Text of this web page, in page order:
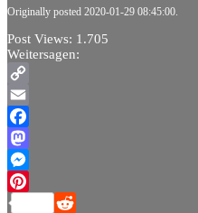
Originally posted 2020-01-29 08:45:00.
Post Views: 1.705
Weitersagen:
Copy
Link
Email
Facebook
Mastodon
Messenger
Pinterest